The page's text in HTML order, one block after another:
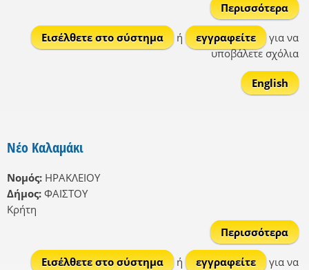
Περισσότερα
Εισέλθετε στο σύστημα
ή εγγραφείτε
για να
υποβάλετε σχόλια
English
Νέο Καλαμάκι
Νομός: ΗΡΑΚΛΕΙΟΥ
Δήμος: ΦΑΙΣΤΟΥ
Κρήτη
Περισσότερα
Εισέλθετε στο σύστημα
ή εγγραφείτε
για να